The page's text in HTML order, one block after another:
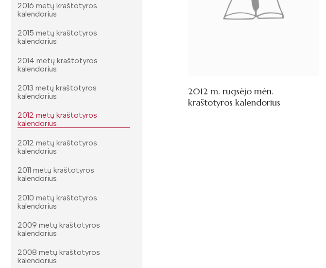
2016 metų kraštotyros
kalendorius
2015 metų kraštotyros
kalendorius
2014 metų kraštotyros
kalendorius
2013 metų kraštotyros
kalendorius
2012 metų kraštotyros
kalendorius
2012 metų kraštotyros
kalendorius
2011 metų kraštotyros
kalendorius
2010 metų kraštotyros
kalendorius
2009 metų kraštotyros
kalendorius
2008 metų kraštotyros
kalendorius
2012 m. rugsėjo mėn.
kraštotyros kalendorius